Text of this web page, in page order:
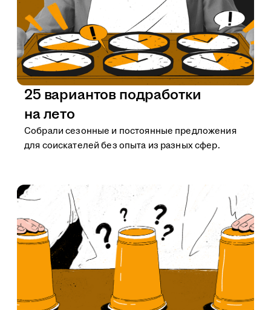
25 вариантов подработки
на лето
Собрали сезонные и постоянные предложения
для соискателей без опыта из разных сфер.